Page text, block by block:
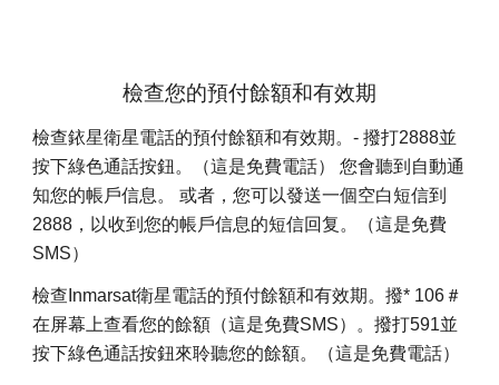
檢查您的預付餘額和有效期
檢查銥星衛星電話的預付餘額和有效期。- 撥打2888並
按下綠色通話按鈕。（這是免費電話） 您會聽到自動通
知您的帳戶信息。 或者，您可以發送一個空白短信到
2888，以收到您的帳戶信息的短信回复。（這是免費
SMS）
檢查Inmarsat衛星電話的預付餘額和有效期。撥* 106＃
在屏幕上查看您的餘額（這是免費SMS）。撥打591並
按下綠色通話按鈕來聆聽您的餘額。（這是免費電話）